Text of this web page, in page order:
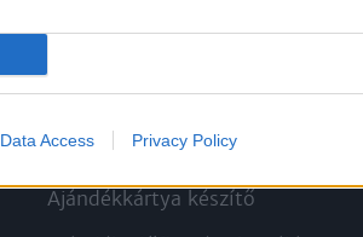
Data Access Privacy Policy
Aktuális promóciók
Ajándékkártya készítő